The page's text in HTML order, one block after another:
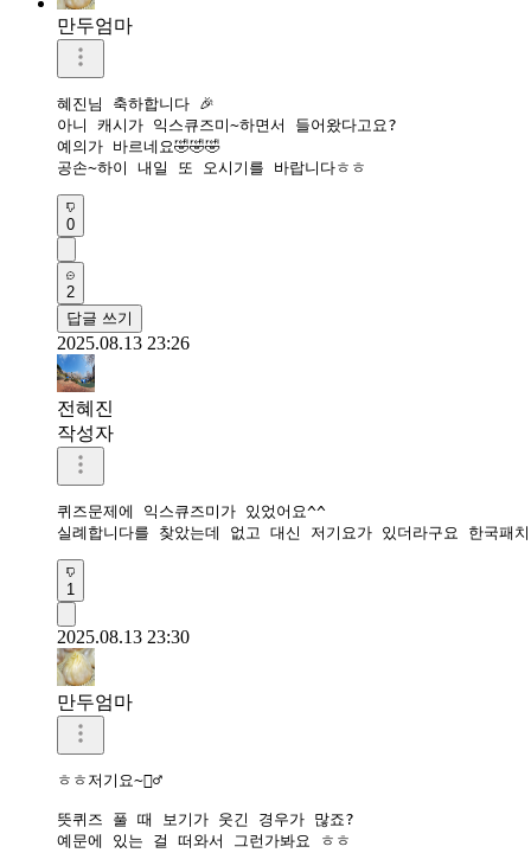
만두엄마
혜진님 축하합니다 🎉
아니 캐시가 익스큐즈미~하면서 들어왔다고요?
예의가 바르네요🤣🤣🤣
공손~하이 내일 또 오시기를 바랍니다ㅎㅎ
0
2
답글 쓰기
2025.08.13 23:26
전혜진
작성자
퀴즈문제에 익스큐즈미가 있었어요^^
실례합니다를 찾았는데 없고 대신 저기요가 있더라구요 한국패
1
2025.08.13 23:30
만두엄마
ㅎㅎ저기요~🙋‍♂️
뜻퀴즈 풀 때 보기가 웃긴 경우가 많죠?
예문에 있는 걸 떠와서 그런가봐요 ㅎㅎ